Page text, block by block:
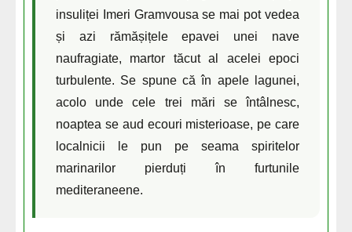
insuliței Imeri Gramvousa se mai pot vedea
și azi rămășițele epavei unei nave
naufragiate, martor tăcut al acelei epoci
turbulente. Se spune că în apele lagunei,
acolo unde cele trei mări se întâlnesc,
noaptea se aud ecouri misterioase, pe care
localnicii le pun pe seama spiritelor
marinarilor pierduți în furtunile
mediteraneene.